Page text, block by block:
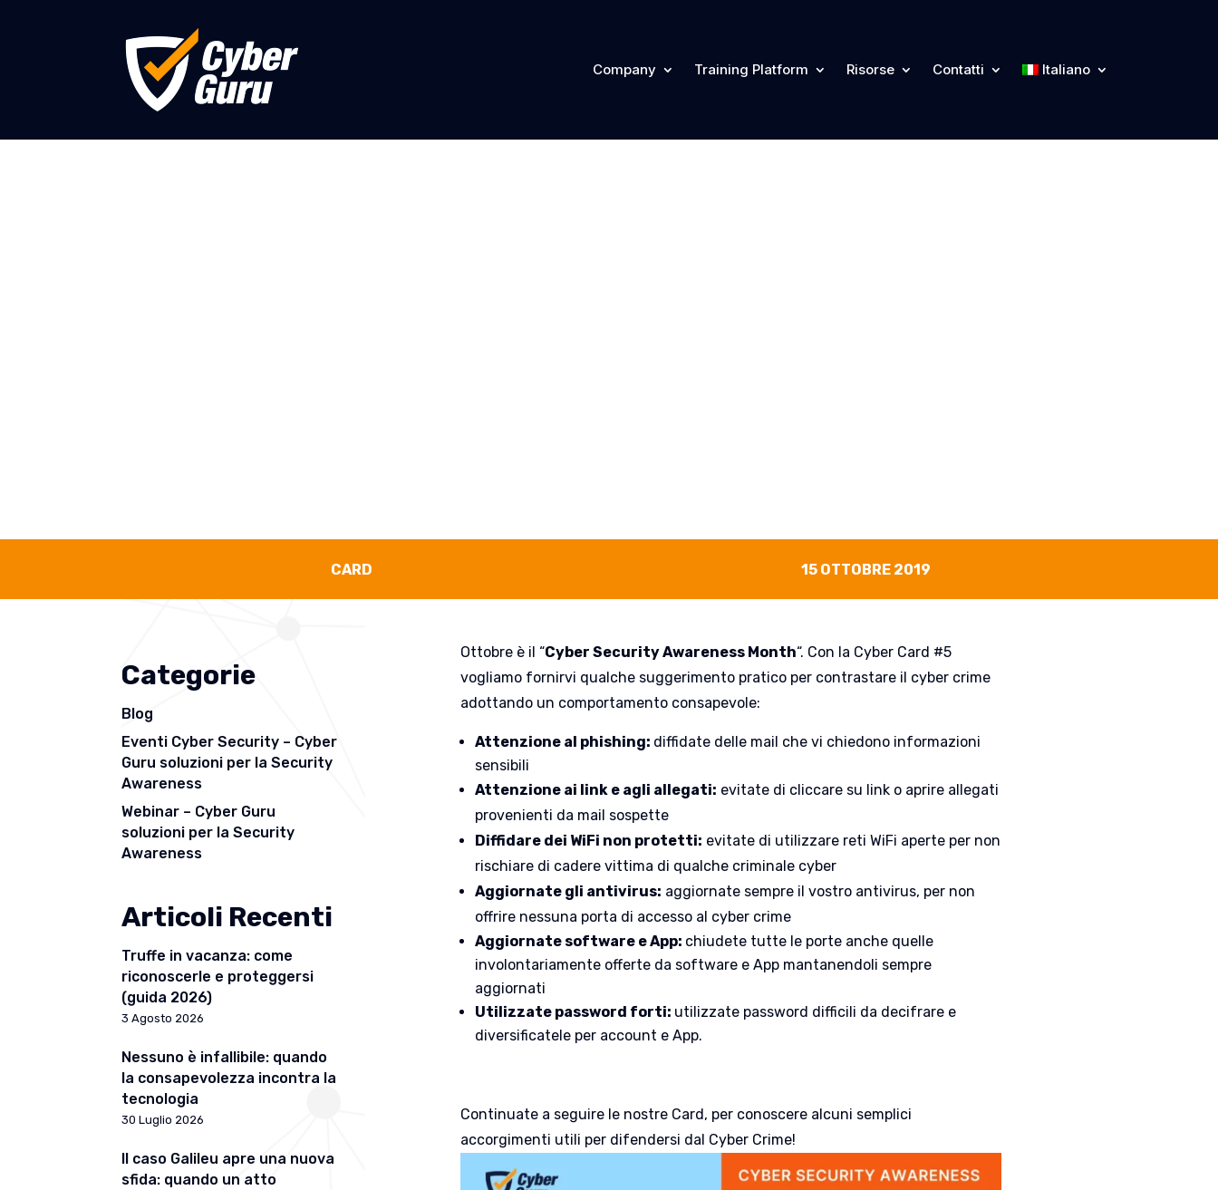
Company Training Platform Risorse Contatti Italiano
CARD 15 OTTOBRE 2019
Categorie
Blog
Eventi Cyber Security – Cyber
Guru soluzioni per la Security
Awareness
Webinar – Cyber Guru
soluzioni per la Security
Awareness
Articoli Recenti
Truffe in vacanza: come
riconoscerle e proteggersi
(guida 2026)
3 Agosto 2026
Nessuno è infallibile: quando
la consapevolezza incontra la
tecnologia
30 Luglio 2026
Il caso Galileu apre una nuova
sfida: quando un atto
Ottobre è il “Cyber Security Awareness Month“. Con la Cyber Card #5
vogliamo fornirvi qualche suggerimento pratico per contrastare il cyber crime
adottando un comportamento consapevole:
Attenzione al phishing: diffidate delle mail che vi chiedono informazioni
sensibili
Attenzione ai link e agli allegati: evitate di cliccare su link o aprire allegati
provenienti da mail sospette
Diffidare dei WiFi non protetti: evitate di utilizzare reti WiFi aperte per non
rischiare di cadere vittima di qualche criminale cyber
Aggiornate gli antivirus: aggiornate sempre il vostro antivirus, per non
offrire nessuna porta di accesso al cyber crime
Aggiornate software e App: chiudete tutte le porte anche quelle
involontariamente offerte da software e App mantanendoli sempre
aggiornati
Utilizzate password forti: utilizzate password difficili da decifrare e
diversificatele per account e App.
Continuate a seguire le nostre Card, per conoscere alcuni semplici
accorgimenti utili per difendersi dal Cyber Crime!